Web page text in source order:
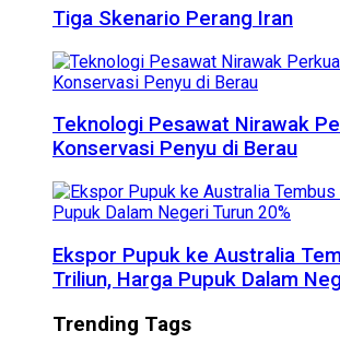
Tiga Skenario Perang Iran
Teknologi Pesawat Nirawak
Konservasi Penyu di Berau
Ekspor Pupuk ke Australia
Triliun, Harga Pupuk Dalam
Trending Tags